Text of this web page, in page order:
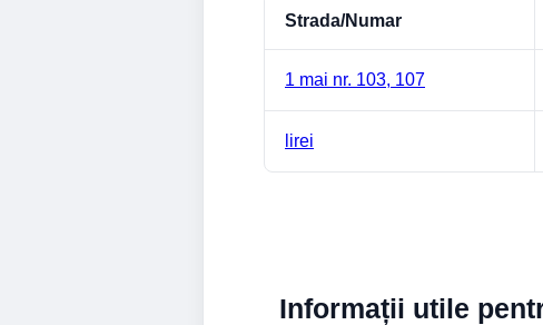
Strada/Numar
1 mai nr. 103, 107
lirei
Informații utile